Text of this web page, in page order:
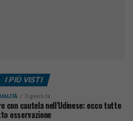
I PIÙ VISTI
3 giorni fa
con cautela nell’Udinese: ecco tutte
osservazione